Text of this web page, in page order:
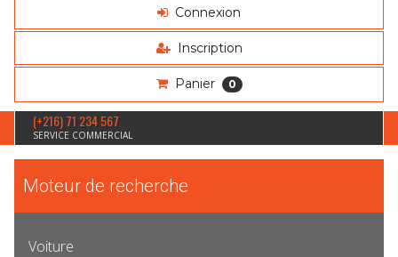
Connexion
Inscription
Panier 0
(+216) 71 234 567
SERVICE COMMERCIAL
Moteur de recherche
Voiture